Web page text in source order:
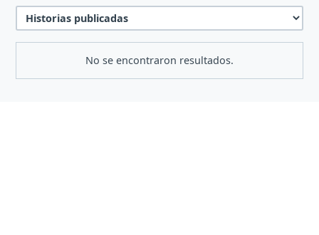
No se encontraron resultados.